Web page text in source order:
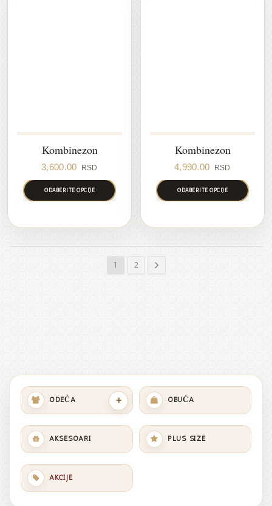
Kombinezon
3,600.00 RSD
ODABERITE OPCIJE
Kombinezon
4,990.00 RSD
ODABERITE OPCIJE
1 2
ODEĆA + OBUĆA
AKSESOARI PLUS SIZE
AKCIJE